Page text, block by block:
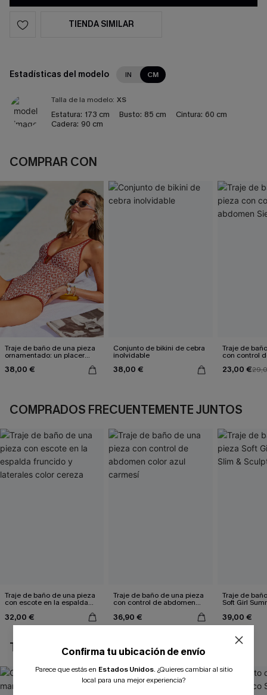
TIENDA SIMILAR
Estadísticas del modelo IN CM
Talla de la modelo: XS
Estatura: 173 cm Busto: 85 cm Cintura: 60 cm
Cadera: 90 cm
COMPRAR CON
Traje de baño de una pieza
ornamentado: un placer
38,00 €
Conjunto de bikini de cebra
inolvidable
38,00 €
Traje de
con control
23,00 €
COMPRADOS FRECUENTEMENTE JUNTOS
Traje de baño de una pieza
con escote en la espalda
cereza
32,00 €
Traje de baño de una pieza
con control de abdomen
36,90 €
Traje de
Soft Girl
39,00 €
TAMBIÉN TE PUEDE GUSTAR
Confirma tu ubicación de envío
Parece que estás en Estados Unidos. ¿Quieres cambiar al sitio
local para una mejor experiencia?